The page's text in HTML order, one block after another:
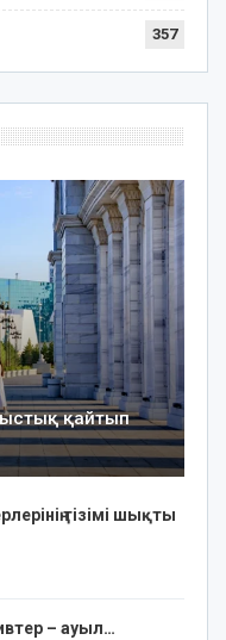
357
ыстық қайтып
тізімі шықты
– ауыл…